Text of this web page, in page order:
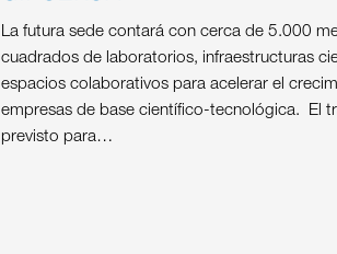
La futura sede contará con cerca de 5.000
cuadrados de laboratorios, infraestructuras
espacios colaborativos para acelerar el
empresas de base científico-tecnológica. El
previsto para…